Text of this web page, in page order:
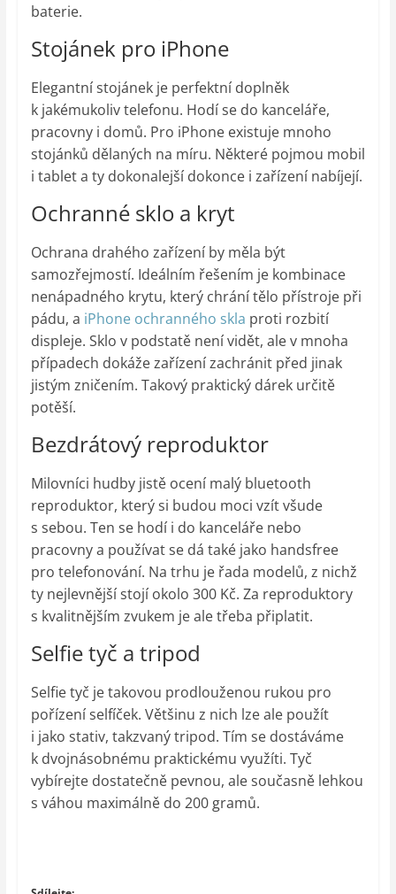
baterie.
Stojánek pro iPhone
Elegantní stojánek je perfektní doplněk
k jakémukoliv telefonu. Hodí se do kanceláře,
pracovny i domů. Pro iPhone existuje mnoho
stojánků dělaných na míru. Některé pojmou mobil
i tablet a ty dokonalejší dokonce i zařízení nabíjejí.
Ochranné sklo a kryt
Ochrana drahého zařízení by měla být
samozřejmostí. Ideálním řešením je kombinace
nenápadného krytu, který chrání tělo přístroje při
pádu, a iPhone ochranného skla proti rozbití
displeje. Sklo v podstatě není vidět, ale v mnoha
případech dokáže zařízení zachránit před jinak
jistým zničením. Takový praktický dárek určitě
potěší.
Bezdrátový reproduktor
Milovníci hudby jistě ocení malý bluetooth
reproduktor, který si budou moci vzít všude
s sebou. Ten se hodí i do kanceláře nebo
pracovny a používat se dá také jako handsfree
pro telefonování. Na trhu je řada modelů, z nichž
ty nejlevnější stojí okolo 300 Kč. Za reproduktory
s kvalitnějším zvukem je ale třeba připlatit.
Selfie tyč a tripod
Selfie tyč je takovou prodlouženou rukou pro
pořízení selfíček. Většinu z nich lze ale použít
i jako stativ, takzvaný tripod. Tím se dostáváme
k dvojnásobnému praktickému využíti. Tyč
vybírejte dostatečně pevnou, ale současně lehkou
s váhou maximálně do 200 gramů.